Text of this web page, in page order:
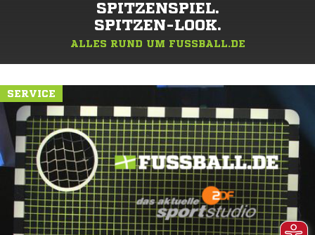
SPITZENSPIEL.
SPITZEN-LOOK.
ALLES RUND UM FUSSBALL.DE
SERVICE